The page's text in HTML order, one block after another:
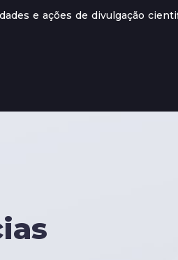
e ações de divulgação